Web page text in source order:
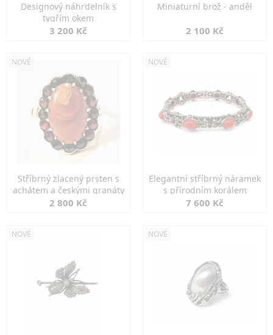
Designový náhrdelník s
tygřím okem
3 200 Kč
Miniaturní brož - anděl
2 100 Kč
NOVÉ
Stříbrný zlacený prsten s
achátem a českými granáty
2 800 Kč
NOVÉ
Elegantní stříbrný náramek
s přírodním korálem
7 600 Kč
NOVÉ NOVÉ